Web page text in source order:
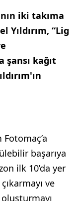
iki takıma
Yıldırım, “Lig
şansı kağıt
Fotomaç’a
başarıya
ilk 10’da yer
ve